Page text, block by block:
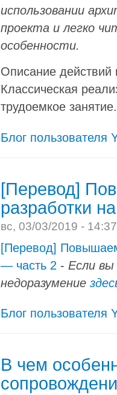
использовании
проекта и легко
особенности.
Описание действий
Классическая
трудоемкое занятие.
Блог пользователя
[Перевод]
разработки
вс, 03/03/2019 -
[Перевод]
— часть 2 - Если
недоразумение
Блог пользователя
В чем